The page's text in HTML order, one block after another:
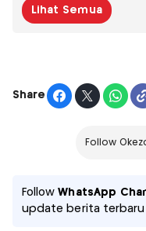
Lihat Semua
Share
Follow
FollowWhatsApp
update berita terbaru